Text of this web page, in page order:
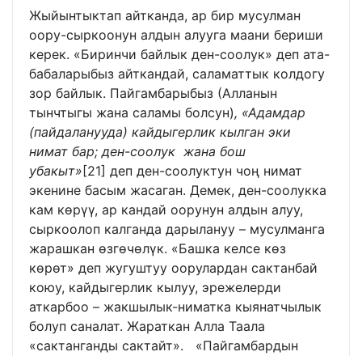
Жыйынтыктап айтканда, ар бир мусулман
оору-сыркоонун алдын алууга маани бериши
керек. «Биринчи байлык ден-соолук» деп ата-
бабаларыбыз айткандай, саламаттык колдогу
зор байлык. Пайгамбарыбыз (Алланын
тынчтыгы жана саламы болсун), «Адамдар
(пайдаланууда) кайдыгерлик кылган эки
нимат бар; ден-соолук жана бош
убакыт» [21] деп ден-соолуктун чоң нимат
экенине басым жасаган. Демек, ден-соолукка
кам көрүү, ар кандай оорунун алдын алуу,
сыркоолоп калганда дарылануу – мусулманга
жарашкан өзгөчөлүк. «Башка келсе көз
көрөт» деп жугуштуу оорулардан сактанбай
коюу, кайдыгерлик кылуу, эрежелерди
аткарбоо – жакшылык-ниматка кыянатчылык
болуп саналат. Жараткан Алла Таала
«сактанганды сактайт». «Пайгамбардын